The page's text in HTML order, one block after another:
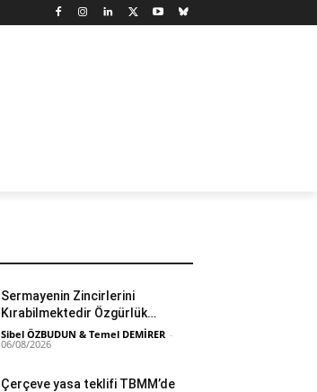
Sermayenin Zincirlerini
Kırabilmektedir Özgürlük…
Sibel ÖZBUDUN & Temel DEMİRER -
06/08/2026
Çerçeve yasa teklifi TBMM’de